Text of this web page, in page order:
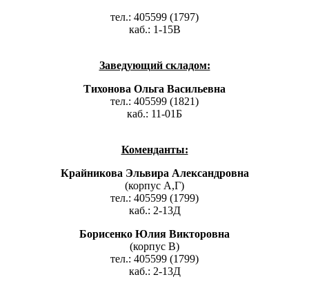
тел.: 405599 (1797)
каб.: 1-15В
Заведующий складом:
Тихонова Ольга Васильевна
тел.: 405599 (1821)
каб.: 11-01Б
Коменданты:
Крайникова Эльвира Александровна
(корпус А,Г)
тел.: 405599 (1799)
каб.: 2-13Д
Борисенко Юлия Викторовна
(корпус В)
тел.: 405599 (1799)
каб.: 2-13Д